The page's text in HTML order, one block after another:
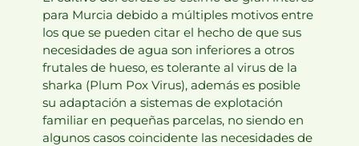
para Murcia debido a múltiples motivos entre
los que se pueden citar el hecho de que sus
necesidades de agua son inferiores a otros
frutales de hueso, es tolerante al virus de la
sharka (Plum Pox Virus), además es posible
su adaptación a sistemas de explotación
familiar en pequeñas parcelas, no siendo en
algunos casos coincidente las necesidades de